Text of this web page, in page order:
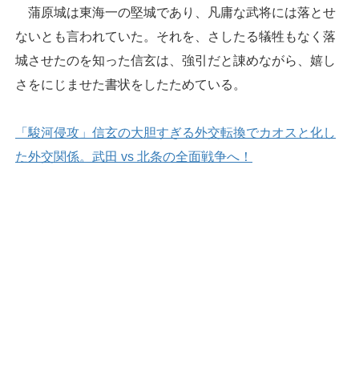
蒲原城は東海一の堅城であり、凡庸な武将には落とせ
ないとも言われていた。それを、さしたる犠牲もなく落
城させたのを知った信玄は、強引だと諌めながら、嬉し
さをにじませた書状をしたためている。
「駿河侵攻」信玄の大胆すぎる外交転換でカオスと化し
た外交関係。武田 vs 北条の全面戦争へ！